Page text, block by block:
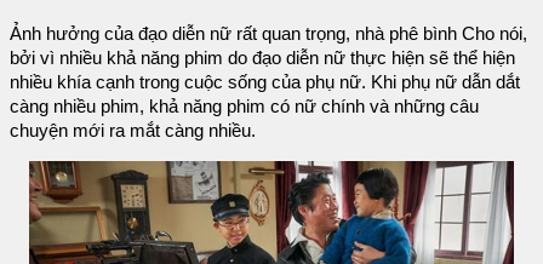
Ảnh hưởng của đạo diễn nữ rất quan trọng, nhà phê bình Cho nói,
bởi vì nhiều khả năng phim do đạo diễn nữ thực hiện sẽ thể hiện
nhiều khía cạnh trong cuộc sống của phụ nữ. Khi phụ nữ dẫn dắt
càng nhiều phim, khả năng phim có nữ chính và những câu
chuyện mới ra mắt càng nhiều.